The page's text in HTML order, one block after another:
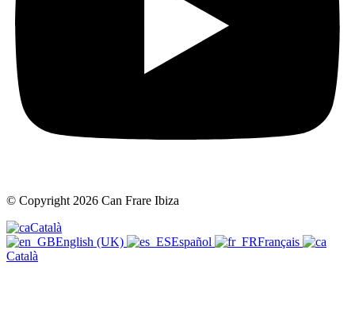
© Copyright 2026 Can Frare Ibiza
Català
English (UK)
Español
Français
Català